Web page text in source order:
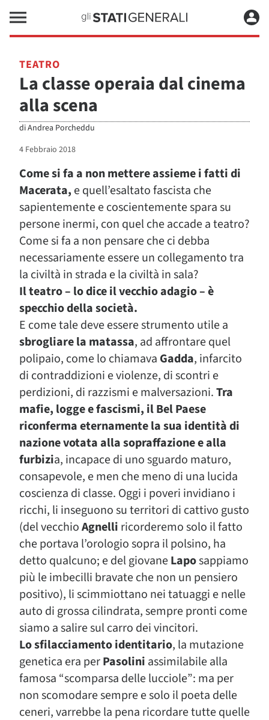
TEATRO
La classe operaia dal cinema
alla scena
diAndrea Porcheddu
4 Febbraio 2018
Come si fa a non mettere assieme i fatti di
Macerata, e quell’esaltato fascista che
sapientemente e coscientemente spara su
persone inermi, con quel che accade a teatro?
Come si fa a non pensare che ci debba
necessariamente essere un collegamento tra
la civiltà in strada e la civiltà in sala?
Il teatro – lo dice il vecchio adagio – è
specchio della società.
E come tale deve essere strumento utile a
sbrogliare la matassa, ad affrontare quel
polipaio, come lo chiamava Gadda, infarcito
di contraddizioni e violenze, di scontri e
perdizioni, di razzismi e malversazioni.Tra
mafie, logge e fascismi, il Bel Paese
riconferma eternamente la sua identità di
nazione votata alla sopraffazione e alla
furbizia, incapace di uno sguardo maturo,
consapevole, e men che meno di una lucida
coscienza di classe. Oggi i poveri invidiano i
ricchi, li inseguono su territori di cattivo gusto
(del vecchioAgnelli ricorderemo solo il fatto
che portava l’orologio sopra il polsino, ha
detto qualcuno; e del giovaneLaposappiamo
più le imbecilli bravate che non un pensiero
positivo), li scimmiottano nei tatuaggi e nelle
auto di grossa cilindrata, sempre pronti come
siamo a salire sul carro dei vincitori.
Lo sfilacciamento identitario, la mutazione
genetica era perPasolini assimilabile alla
famosa “scomparsa delle lucciole”: ma per
non scomodare sempre e solo il poeta delle
ceneri, varrebbe la pena ricordare tutte quelle